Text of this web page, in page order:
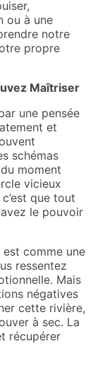
ou à une
notre
propre
Maîtriser
une pensée
et
schémas
moment
vicieux
que tout
le pouvoir
comme une
ressentez
Mais
négatives
cette rivière,
à sec. La
récupérer